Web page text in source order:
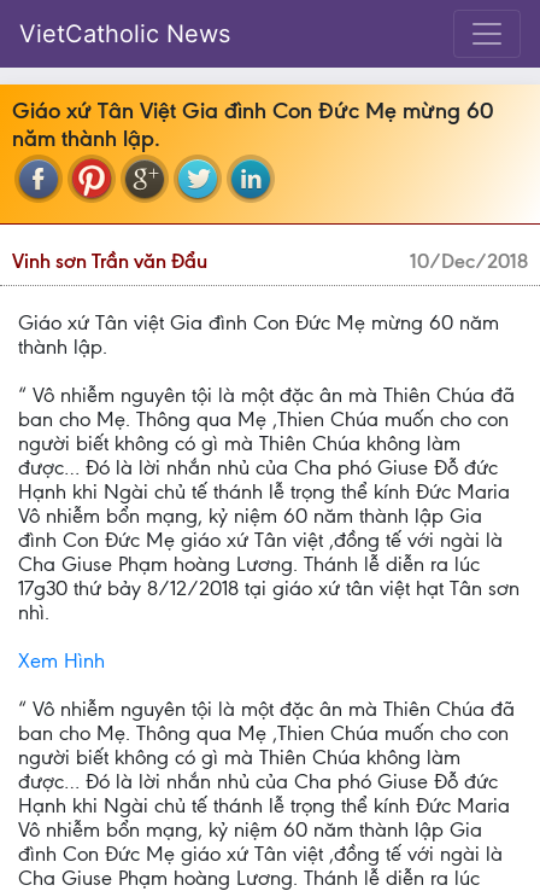
VietCatholic News
Giáo xứ Tân Việt Gia đình Con Đức Mẹ mừng 60
năm thành lập.
Vinh sơn Trần văn Đẩu 10/Dec/2018
Giáo xứ Tân việt Gia đình Con Đức Mẹ mừng 60 năm
thành lập.
“ Vô nhiễm nguyên tội là một đặc ân mà Thiên Chúa đã
ban cho Mẹ. Thông qua Mẹ ,Thien Chúa muốn cho con
người biết không có gì mà Thiên Chúa không làm
được… Đó là lời nhắn nhủ của Cha phó Giuse Đỗ đức
Hạnh khi Ngài chủ tế thánh lễ trọng thể kính Đức Maria
Vô nhiễm bổn mạng, kỷ niệm 60 năm thành lập Gia
đình Con Đức Mẹ giáo xứ Tân việt ,đồng tế với ngài là
Cha Giuse Phạm hoàng Lương. Thánh lễ diễn ra lúc
17g30 thứ bảy 8/12/2018 tại giáo xứ tân việt hạt Tân sơn
nhì.
Xem Hình
“ Vô nhiễm nguyên tội là một đặc ân mà Thiên Chúa đã
ban cho Mẹ. Thông qua Mẹ ,Thien Chúa muốn cho con
người biết không có gì mà Thiên Chúa không làm
được… Đó là lời nhắn nhủ của Cha phó Giuse Đỗ đức
Hạnh khi Ngài chủ tế thánh lễ trọng thể kính Đức Maria
Vô nhiễm bổn mạng, kỷ niệm 60 năm thành lập Gia
đình Con Đức Mẹ giáo xứ Tân việt ,đồng tế với ngài là
Cha Giuse Phạm hoàng Lương. Thánh lễ diễn ra lúc